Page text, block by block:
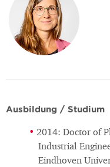
Ausbildung / Studium
2014: Doctor of
Industrial
Eindhoven